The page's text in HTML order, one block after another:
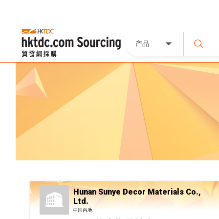
产品
Hunan Sunye Decor Materials Co.,
Ltd.
中国内地